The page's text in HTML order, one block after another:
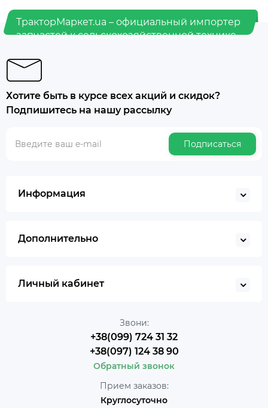
ТракторМаркет.ua – официальный импортер
запчастей к сельскохозяйственной технике.
Хотите быть в курсе всех акций и скидок?
Подпишитесь на нашу рассылку
Подписаться
Информация
Дополнительно
Личный кабинет
Звони:
+38(099) 724 31 32
+38(097) 124 38 90
Обратный звонок
Прием заказов:
Круглосуточно